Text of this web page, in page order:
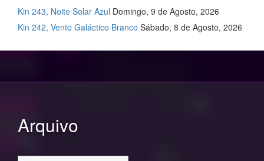
Kin 243, Noite Solar Azul Domingo, 9 de Agosto, 2026
Kin 242, Vento Galáctico Branco Sábado, 8 de Agosto, 2026
Arquivo